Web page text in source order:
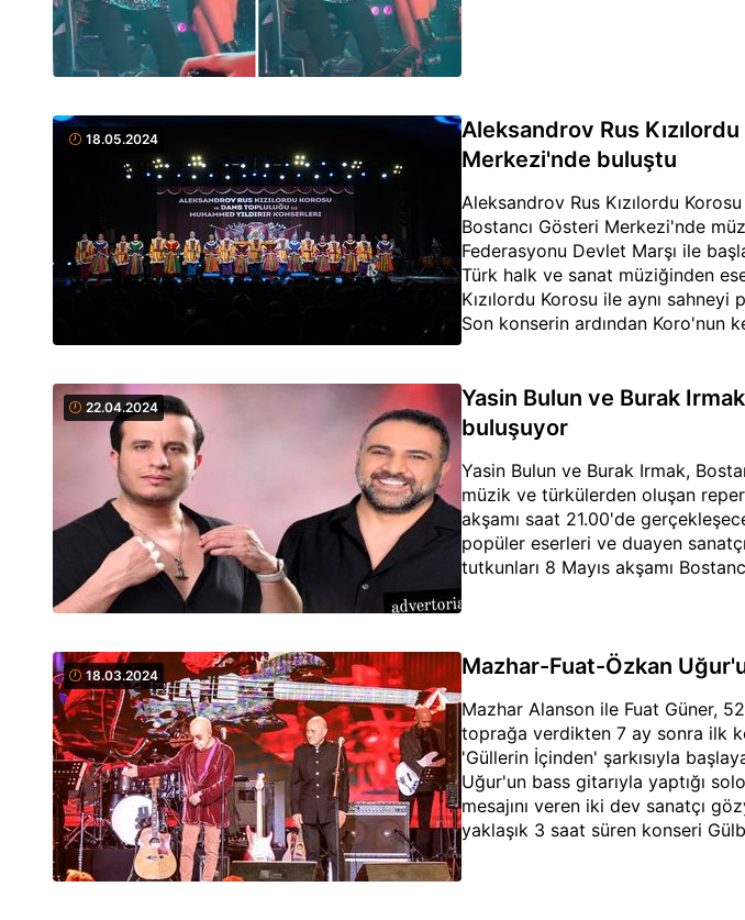
18.05.2024
Aleksandrov Rus
Merkezi'nde buluştu
Aleksandrov Rus Kızılordu
Bostancı Gösteri Merkezi'nde
Federasyonu Devlet Marşı ile
Türk halk ve sanat müziğinden
Kızılordu Korosu ile aynı
Son konserin ardından Koro'nun
22.04.2024
Yasin Bulun ve Burak
buluşuyor
Yasin Bulun ve Burak Irmak,
müzik ve türkülerden oluşan
akşamı saat 21.00'de
popüler eserleri ve duayen
tutkunları 8 Mayıs akşamı
18.03.2024 Mazhar-Fuat-Özkan
Mazhar Alanson ile Fuat Güner,
toprağa verdikten 7 ay sonra ilk
'Güllerin İçinden' şarkısıyla
Uğur'un bass gitarıyla yaptığı
mesajını veren iki dev sanatçı
yaklaşık 3 saat süren konseri